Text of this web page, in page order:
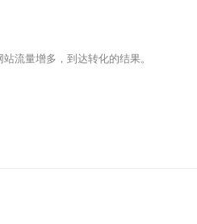
流量增多，到达转化的结果。